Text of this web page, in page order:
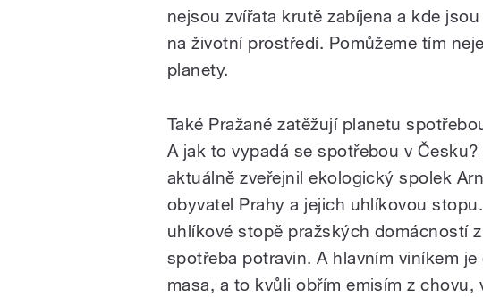
nejsou zvířata krutě zabíjena a kde
na životní prostředí. Pomůžeme tím
planety.
Také Pražané zatěžují planetu
A jak to vypadá se spotřebou v
aktuálně zveřejnil ekologický spolek
obyvatel Prahy a jejich uhlíkovou
uhlíkové stopě pražských domácností
spotřeba potravin. A hlavním viníkem
masa, a to kvůli obřím emisím z chovu,